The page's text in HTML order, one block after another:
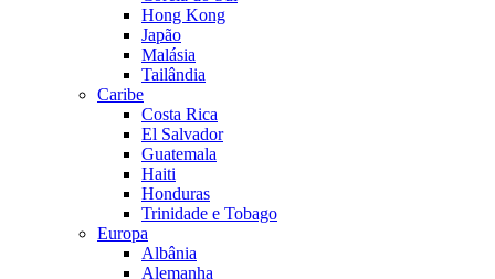
Hong Kong
Japão
Malásia
Tailândia
Caribe
Costa Rica
El Salvador
Guatemala
Haiti
Honduras
Trinidade e Tobago
Europa
Albânia
Alemanha